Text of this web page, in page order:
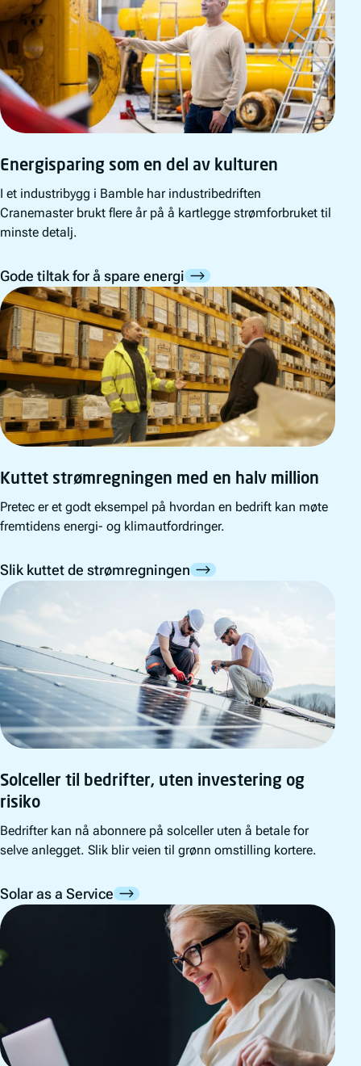
Energisparing som en del av kulturen
I et industribygg i Bamble har industribedriften
Cranemaster brukt flere år på å kartlegge strømforbruket til
minste detalj.
Gode tiltak for å spare energi
Kuttet strømregningen med en halv million
Pretec er et godt eksempel på hvordan en bedrift kan møte
fremtidens energi- og klimautfordringer.
Slik kuttet de strømregningen
Solceller til bedrifter, uten investering og
risiko
Bedrifter kan nå abonnere på solceller uten å betale for
selve anlegget. Slik blir veien til grønn omstilling kortere.
Solar as a Service